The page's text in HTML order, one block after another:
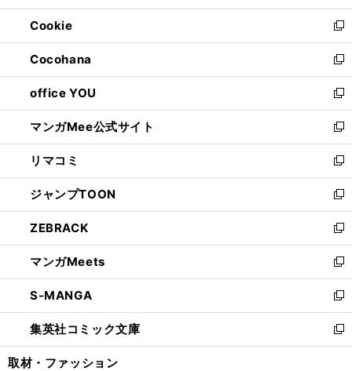
開
く
ウ
で
開
く
ン
ド
ウ
で
開
く
ウ
ィ
ン
ド
ウ
で
開
く
Cookie
新
し
い
ウ
ィ
ン
ド
ウ
で
開
く
Cocohana
新
し
い
ウ
ィ
ン
ド
ウ
で
開
く
office YOU
新
し
い
ウ
ィ
ン
ド
ウ
で
開
く
マンガMee公式サイト
新
し
い
ウ
ィ
ン
ド
ウ
で
開
く
リマコミ
新
し
い
ウ
ィ
ン
ド
ウ
で
開
く
ジャンプTOON
新
し
い
ウ
ィ
ン
ド
ウ
で
開
ZEBRACK
新
し
い
ウ
ィ
ン
ド
ウ
マンガMeets
新
し
い
ウ
ィ
ン
S-MANGA
新
し
い
ウ
集英社コミック文庫
新
し
取材・ファッション